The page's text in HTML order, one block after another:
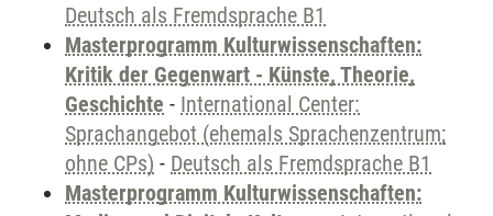
Deutsch als Fremdsprache B1
Masterprogramm Kulturwissenschaften:
Kritik der Gegenwart - Künste, Theorie,
Geschichte - International Center:
Sprachangebot (ehemals Sprachenzentrum;
ohne CPs) - Deutsch als Fremdsprache B1
Masterprogramm Kulturwissenschaften: